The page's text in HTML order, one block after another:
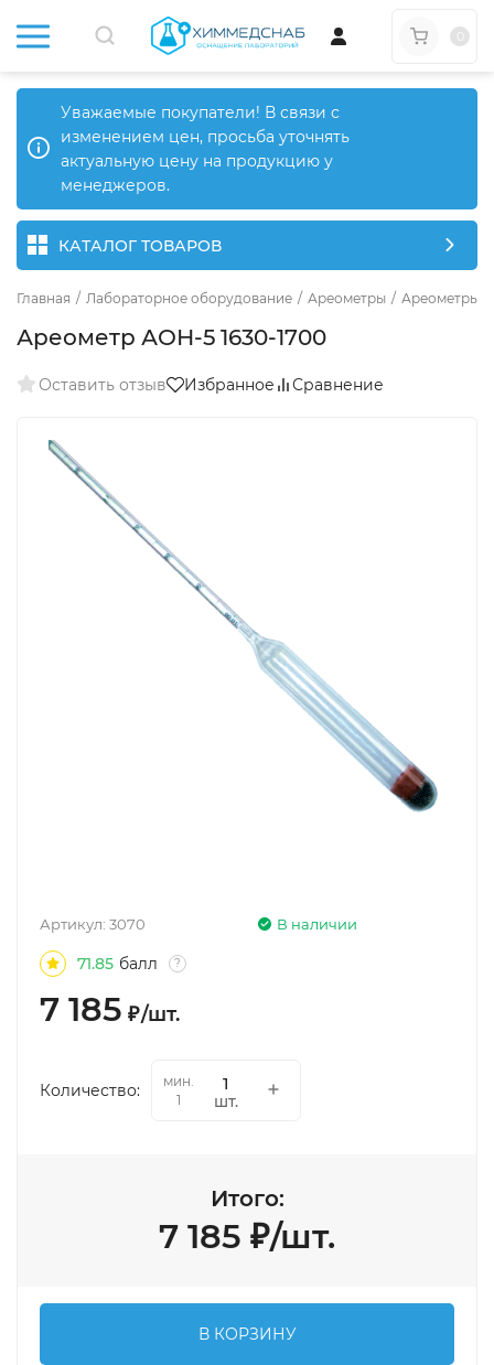
Уважаемые покупатели! В связи с
изменением цен, просьба уточнять
актуальную цену на продукцию у
менеджеров.
КАТАЛОГ ТОВАРОВ
Главная / Лабораторное оборудование / Ареометры / Ареометры
Ареометр АОН-5 1630-1700
Оставить отзыв Избранное Сравнение
В наличии
Артикул: 3070
71.85 балл ?
7 185 ₽/шт.
Количество:
мин.
1
шт.
Итого:
7 185 ₽/шт.
В КОРЗИНУ